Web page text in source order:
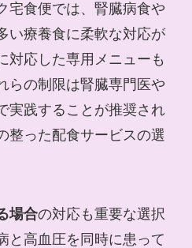
宅食便では、腎臓病食や
い療養食に柔軟な対応が
対応した専用メニューも
らの制限は腎臓専門医や
実践することが推奨され
整った配食サービスの選
場合の対応も重要な選択
と高血圧を同時に患って